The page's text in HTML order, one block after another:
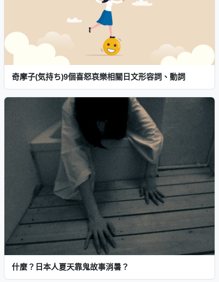
奇摩子(気持ち)9個喜怒哀樂相關日文形容詞、動詞
什麼？日本人夏天靠鬼故事消暑？